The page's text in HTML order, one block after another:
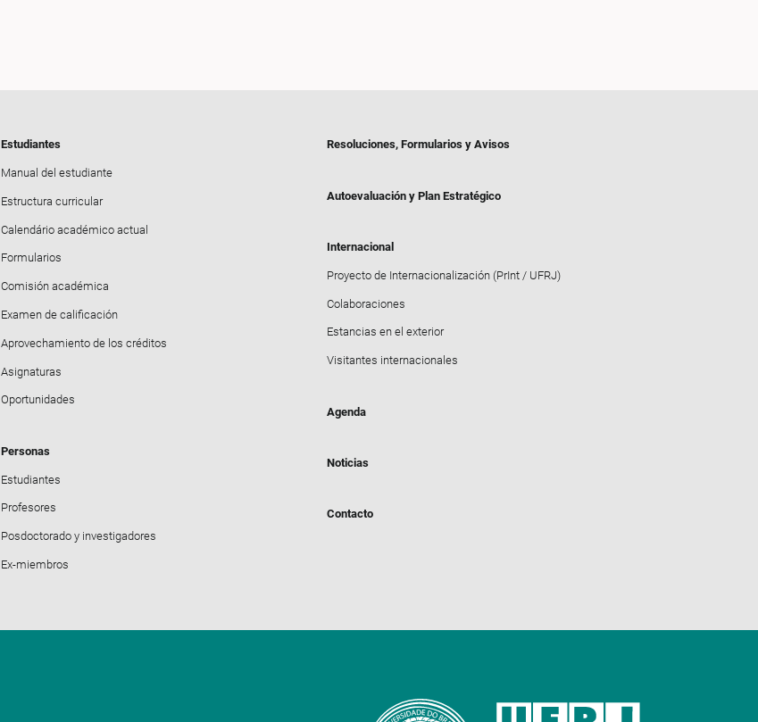
Estudiantes
Manual del estudiante
Estructura curricular
Calendário académico actual
Formularios
Comisión académica
Examen de calificación
Aprovechamiento de los créditos
Asignaturas
Oportunidades
Personas
Estudiantes
Profesores
Posdoctorado y investigadores
Ex-miembros
Resoluciones, Formularios y Avisos
Autoevaluación y Plan Estratégico
Internacional
Proyecto de Internacionalización (PrInt / UFRJ)
Colaboraciones
Estancias en el exterior
Visitantes internacionales
Agenda
Noticias
Contacto